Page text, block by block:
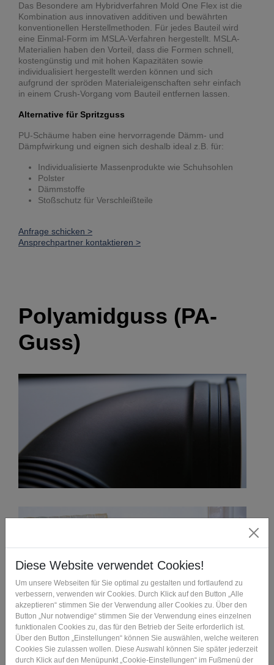
Das Besondere am Hybridverfahren Mold One Flex ist die
Kombination aus innovativen additiven und bewährten
konventionellen Herstellmethoden. Für jedes Bauteil wird
eine Einmal-Form im MSLA-Verfahren hergestellt. MSLA-
Materialien haben den Vorteil, dass die Formen schnell,
kostengünstig und mit hohen Kapazitäten sowie
individualisiert hergestellt werden können und sich
aufgrund der spröden Materialeigenschaften sehr einfach
in einem Crush-Vorgang vom Bauteil entfernen lassen.
Alternative für Spritzguss
PU-Schäume haben eine hervorragende Dämm- und
Dämpfwirkung und eignen sich deshalb ideal z.B. für:
Individualisierte Massenprodukte wie Schuhsohlen
Polster
Dämmstoffe
Stoßschutz für Verschleißteile
Anfrage schicken >
Ansprechpartner kontaktieren >
Polyamidguss (PA-
Guss)
Verfahrensbeschreibung
Die Basis für den Polyamidguss ist, analog zum
Vakuumguss, die Herstellung eines Urmodells, das im 3D-
Druck mittels Stereolithographie (SLA) gefertigt wird. Das